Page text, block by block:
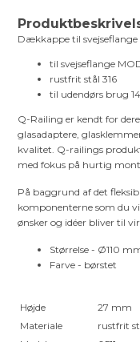
Dækkappe til svejseflange
til svejseflange
rustfrit stål 316
til udendørs brug
Q-Railing er kendt for
glasadaptere,
kvalitet. Q-railings
med fokus på hurtig
På baggrund af det
komponenterne som du
ønsker og idéer bliver til
Størrelse - Ø110
Farve - børstet
Højde
27 mm
Materiale
rustfrit